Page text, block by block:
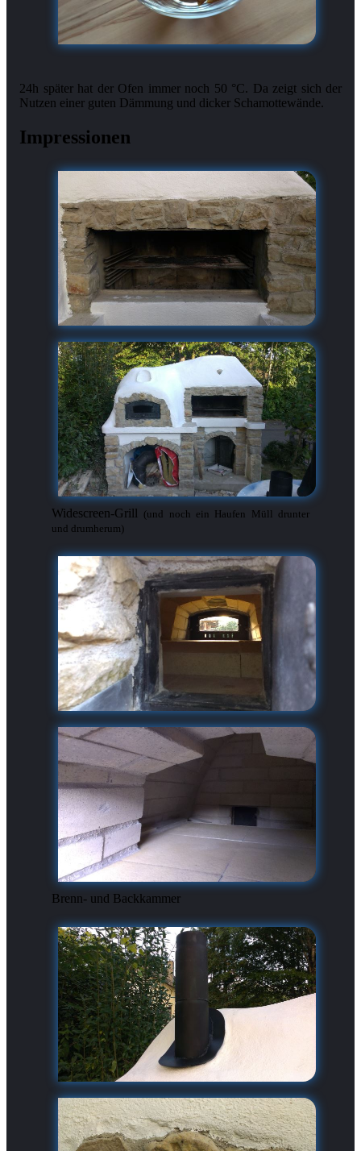
24h später hat der Ofen immer noch 50 °C. Da zeigt sich der
Impressionen
Widescreen-Grill (und noch ein Haufen Müll drunter
und drumherum)
Brenn- und Backkammer